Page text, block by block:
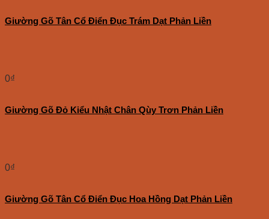
Giường Gõ Tân Cổ Điển Đục Trám Dạt Phản Liền
0₫
Giường Gõ Đỏ Kiểu Nhật Chân Qùy Trơn Phản Liền
0₫
Giường Gõ Tân Cổ Điển Đục Hoa Hồng Dạt Phản Liền